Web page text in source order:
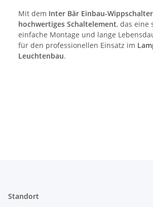
Mit dem Inter Bär Einbau-Wippschalter
hochwertiges Schaltelement, das eine
einfache Montage und lange
für den professionellen Einsatz im
Leuchtenbau.
Standort